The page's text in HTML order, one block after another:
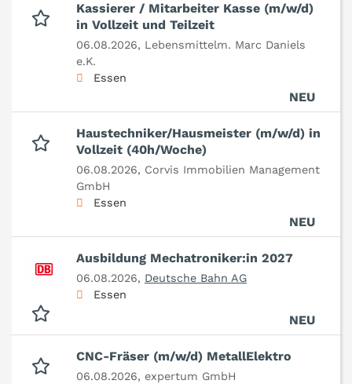
Kassierer / Mitarbeiter Kasse (m/w/d)
in Vollzeit und Teilzeit
06.08.2026, Lebensmittelm. Marc Daniels
e.K.
Essen
NEU
Haustechniker/Hausmeister (m/w/d) in
Vollzeit (40h/Woche)
06.08.2026, Corvis Immobilien Management
GmbH
Essen
NEU
Ausbildung Mechatroniker:in 2027
06.08.2026, Deutsche Bahn AG
Essen
NEU
CNC-Fräser (m/w/d) MetallElektro
06.08.2026, expertum GmbH